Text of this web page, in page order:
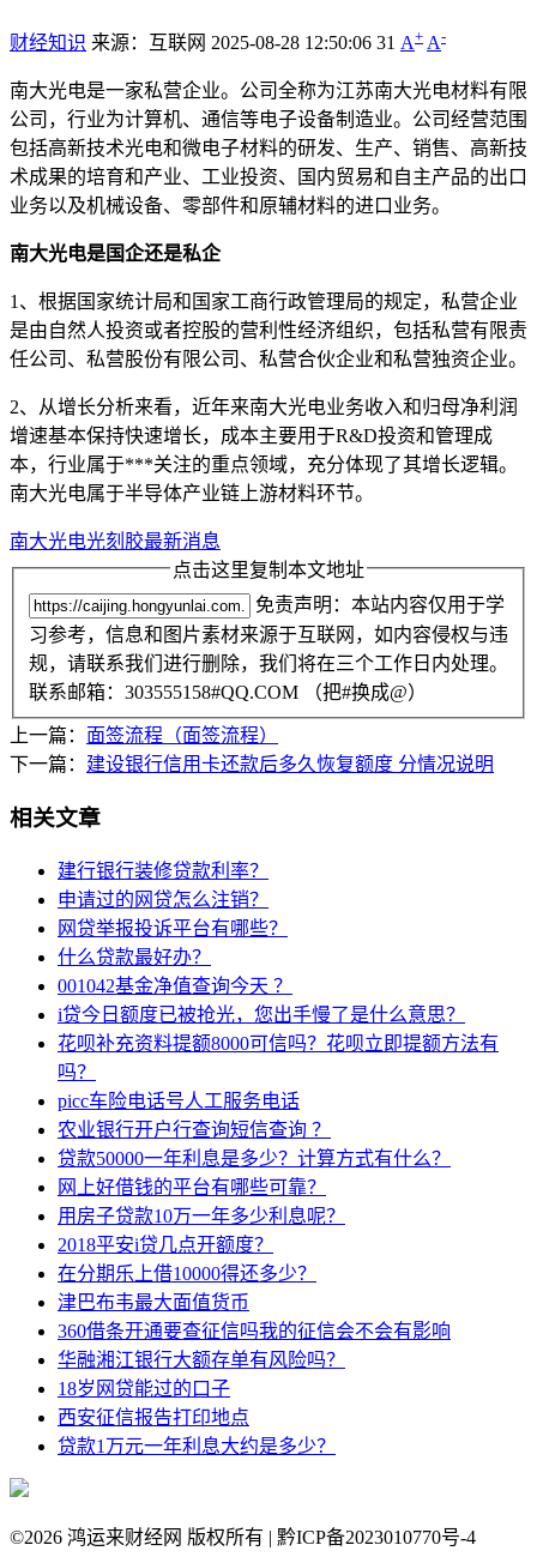
财经知识 来源：互联网 2025-08-28 12:50:06 31 A+ A-
南大光电是一家私营企业。公司全称为江苏南大光电材料有限
公司，行业为计算机、通信等电子设备制造业。公司经营范围
包括高新技术光电和微电子材料的研发、生产、销售、高新技
术成果的培育和产业、工业投资、国内贸易和自主产品的出口
业务以及机械设备、零部件和原辅材料的进口业务。
南大光电是国企还是私企
1、根据国家统计局和国家工商行政管理局的规定，私营企业
是由自然人投资或者控股的营利性经济组织，包括私营有限责
任公司、私营股份有限公司、私营合伙企业和私营独资企业。
2、从增长分析来看，近年来南大光电业务收入和归母净利润
增速基本保持快速增长，成本主要用于R&D投资和管理成
本，行业属于***关注的重点领域，充分体现了其增长逻辑。
南大光电属于半导体产业链上游材料环节。
南大光电光刻胶最新消息
点击这里复制本文地址
免责声明：本站内容仅用于学
习参考，信息和图片素材来源于互联网，如内容侵权与违
规，请联系我们进行删除，我们将在三个工作日内处理。
联系邮箱：303555158#QQ.COM （把#换成@）
上一篇： 面签流程（面签流程）
下一篇： 建设银行信用卡还款后多久恢复额度 分情况说明
相关文章
建行银行装修贷款利率？
申请过的网贷怎么注销？
网贷举报投诉平台有哪些？
什么贷款最好办？
001042基金净值查询今天 ？
i贷今日额度已被抢光，您出手慢了是什么意思？
花呗补充资料提额8000可信吗？花呗立即提额方法有
吗？
picc车险电话号人工服务电话
农业银行开户行查询短信查询 ？
贷款50000一年利息是多少？计算方式有什么？
网上好借钱的平台有哪些可靠？
用房子贷款10万一年多少利息呢？
2018平安i贷几点开额度？
在分期乐上借10000得还多少？
津巴布韦最大面值货币
360借条开通要查征信吗我的征信会不会有影响
华融湘江银行大额存单有风险吗？
18岁网贷能过的口子
西安征信报告打印地点
贷款1万元一年利息大约是多少？
©2026 鸿运来财经网 版权所有 | 黔ICP备2023010770号-4